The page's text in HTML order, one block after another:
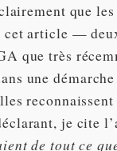
que les
cet article —
que très
une
je cite
de tout ce